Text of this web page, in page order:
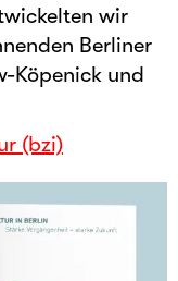
wir
Berliner
Köpenick und
(bzi)